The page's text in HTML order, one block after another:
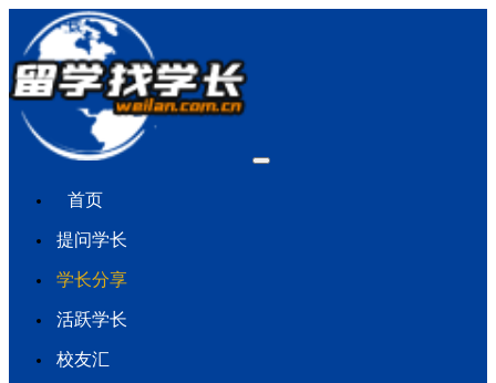
首页
提问学长
学长分享
活跃学长
校友汇